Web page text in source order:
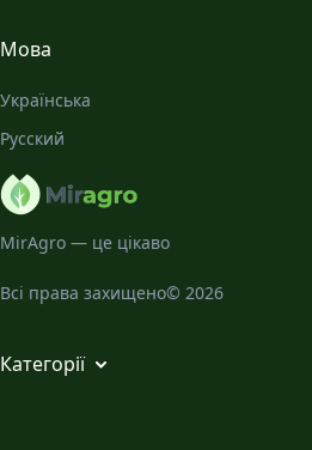
MirAgro — це цікаво
Всі права захищено© 2026
Галерея
Про нас
Категорії
Мова
Українська
Русский